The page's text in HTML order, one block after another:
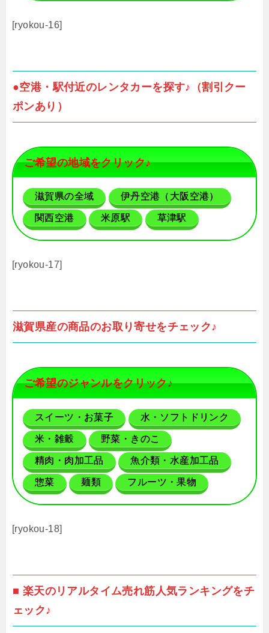
[ryokou-16]
●空港・駅付近のレンタカーを探す♪（割引クー
ポンあり）
ご希望の地域をクリック♪
滋賀県の全域 伊丹空港（大阪空港）
関西空港 米原駅 草津駅
[ryokou-17]
滋賀県産の商品のお取り寄せをチェック♪
ご希望のジャンルをクリック♪
スイーツ・お菓子 水・ソフトドリンク
米・雑穀 野菜・きのこ
精肉・肉加工品 魚介類・水産加工品
惣菜 麺類 フルーツ・果物
[ryokou-18]
■ 楽天のリアルタイム売れ筋人気ランキングをチ
ェック♪